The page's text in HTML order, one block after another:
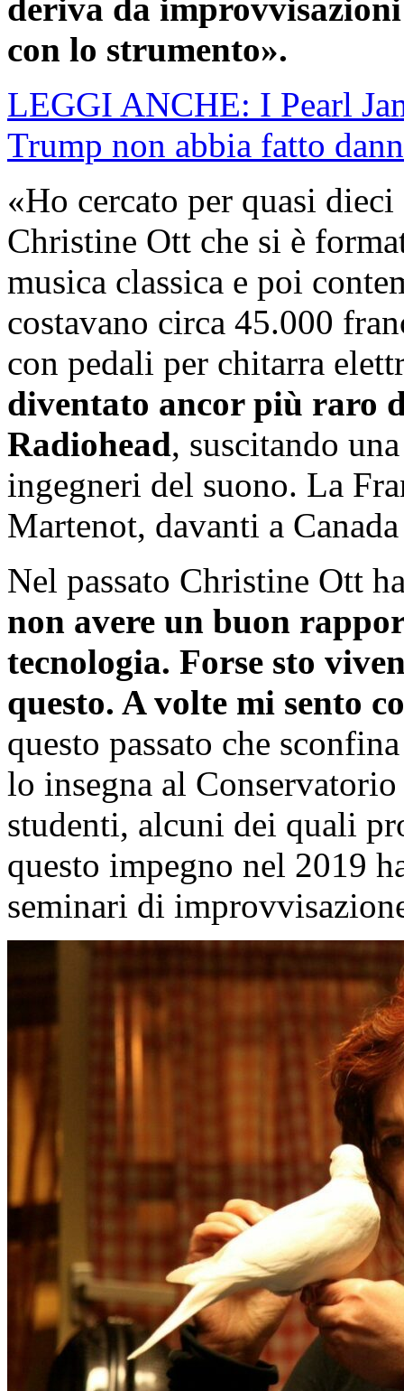
deriva da
con lo strumento».
LEGGI ANCHE: I Pearl
Trump non abbia fatto
«Ho cercato per quasi
Christine Ott che si è
musica classica e poi
costavano circa 45.000
con pedali per chitarra
diventato ancor più raro
Radiohead, suscitando
ingegneri del suono. La
Martenot, davanti a
Nel passato Christine Ott
non avere un buon
tecnologia. Forse sto
questo. A volte mi sento
questo passato che
lo insegna al
studenti, alcuni dei quali
questo impegno nel 2019
seminari di